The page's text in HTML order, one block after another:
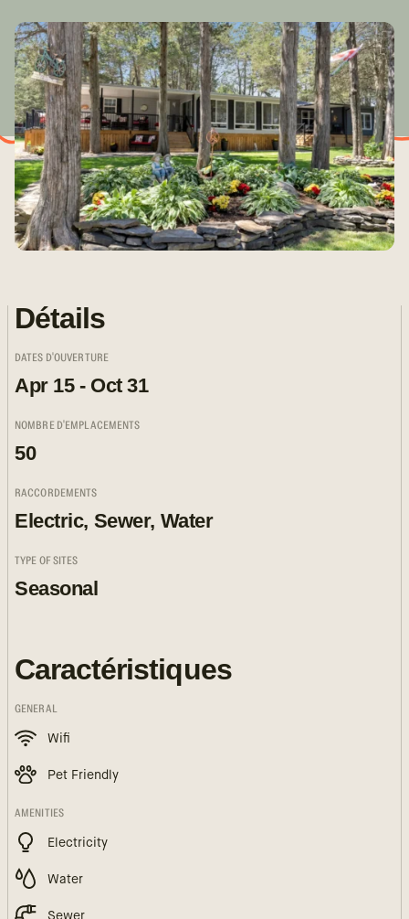
Détails
DATES D'OUVERTURE
Apr 15 - Oct 31
NOMBRE D'EMPLACEMENTS
50
RACCORDEMENTS
Electric, Sewer, Water
TYPE OF SITES
Seasonal
Caractéristiques
GENERAL
Wifi
Pet Friendly
AMENITIES
Electricity
Water
Sewer